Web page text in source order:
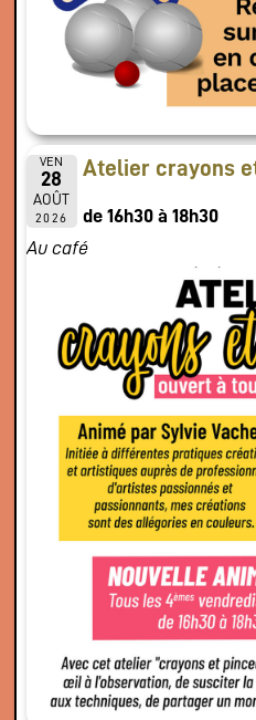
VEN
28
AOÛT
2026
Atelier crayons
de 16h30 à 18h30
Au café